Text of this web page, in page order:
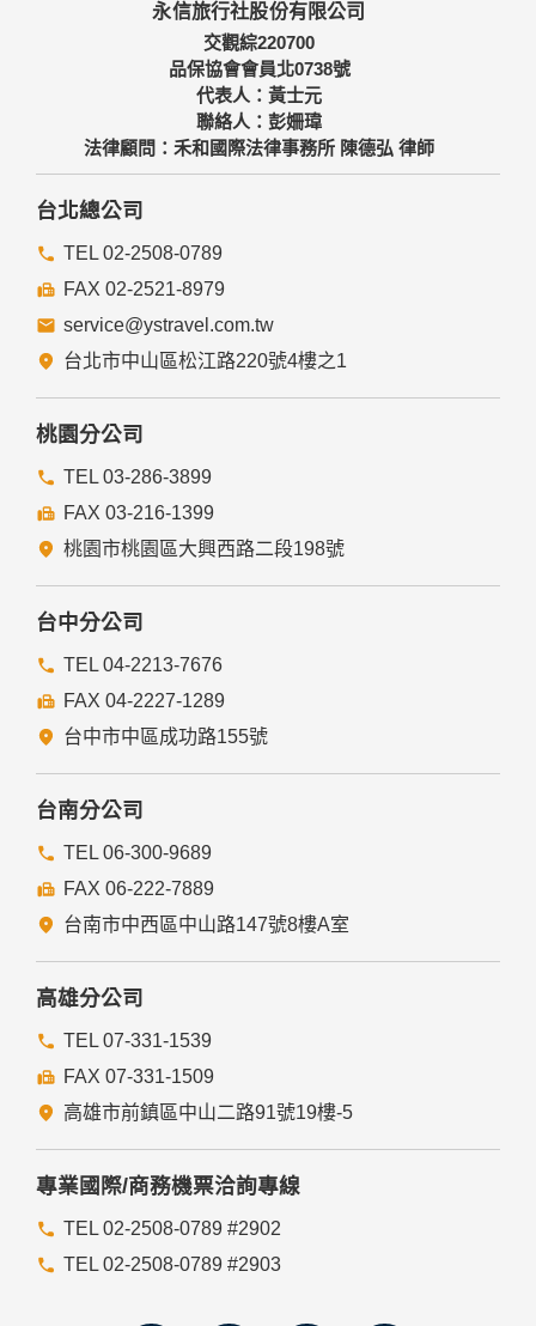
備及必要的安全防護措施，加以保護網站及您的個人資料採用
嚴格的保護措施，只由經過授權的人員才能接觸您的個人資
料，相關處理人員皆簽有保密合約，如有違反保密義務者，將
會受到相關的法律處分。
如因業務需要有必要委託其他單位提供服務時，本網站亦會嚴
格要求其遵守保密義務，並且採取必要檢查程序以確定其將確
實遵守。
四、網站對外的相關連結
提供的連結，點選進入其他網站。但該連結網站不適用本網站
的隱私權保護政策，您必須參考該連結網站中的隱私權保護政
策。
五、與第三人共用個人資料之政策
本網站絕不會提供、交換、出租或出售任何您的個人資料給其
他個人、團體、私人企業或公務機關，但有法律依據或合約義
務者，不在此限。
前項但書之情形包括不限於：
經由您書面同意。
法律明文規定。
與公務機關或學術研究機構合作，基於公共利益為統計或學術
研究而有必要，且資料經過提供者處理或蒐集者依其揭露方式
無從識別特定之當事人。
當您在網站的行為，違反服務條款或可能損害或妨礙網站與其
揭露您的個人資料是為了辨識、聯絡或採取法律行動所必要
者。
本網站委託廠商協助蒐集、處理或利用您的個人資料時，將對
委外廠商或個人善盡監督管理之責。
六、Cookie之使用
為了提供您最佳的服務，本網站會在您的電腦中放置並取用我
們的Cookie，若您不願接受Cookie的寫入，您可在您使用的
瀏覽器功能項中設定隱私權等級為高，即可拒絕Cookie的寫
七、隱私權保護政策之修正
款將刊登於網站上。
永信旅行社股份有限公司
交觀綜220700
品保協會會員北0738號
代表人：黃士元
聯絡人：彭姍瑋
法律顧問：禾和國際法律事務所 陳德弘 律師
台北總公司
TEL 02-2508-0789
FAX 02-2521-8979
service@ystravel.com.tw
台北市中山區松江路220號4樓之1
桃園分公司
TEL 03-286-3899
FAX 03-216-1399
桃園市桃園區大興西路二段198號
台中分公司
TEL 04-2213-7676
FAX 04-2227-1289
台中市中區成功路155號
台南分公司
TEL 06-300-9689
FAX 06-222-7889
台南市中西區中山路147號8樓A室
高雄分公司
TEL 07-331-1539
FAX 07-331-1509
高雄市前鎮區中山二路91號19樓-5
專業國際/商務機票洽詢專線
TEL 02-2508-0789 #2902
TEL 02-2508-0789 #2903